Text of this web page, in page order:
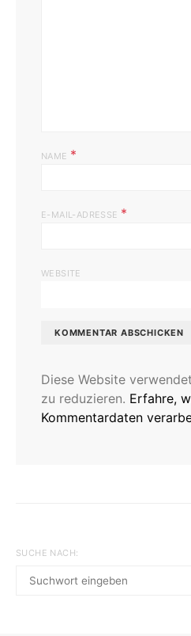
NAME *
E-MAIL-ADRESSE *
WEBSITE
Diese Website
zu reduzieren. Erfahre,
Kommentardaten
SUCHE NACH: